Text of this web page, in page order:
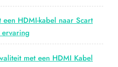
HDMI-kabel naar Scart
met een HDMI Kabel